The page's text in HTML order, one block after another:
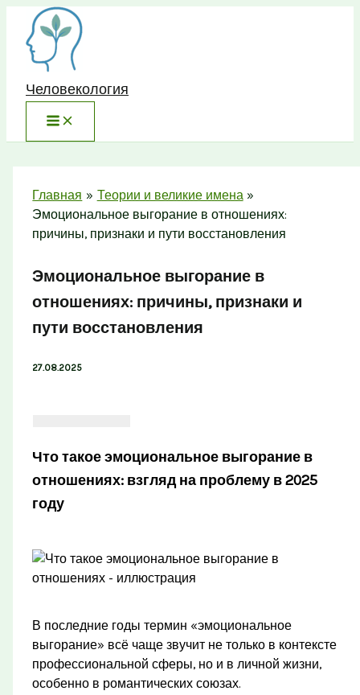
Перейти
содержимому
Человекология
Главная
Теории и великие имена
Эмоциональное выгорание в отношениях:
причины, признаки и пути восстановления
Эмоциональное выгорание в
отношениях: причины, признаки и
пути восстановления
27.08.2025
Что такое эмоциональное выгорание в
отношениях: взгляд на проблему в 2025
году
В последние годы термин «эмоциональное
выгорание» всё чаще звучит не только в контексте
профессиональной сферы, но и в личной жизни,
особенно в романтических союзах.